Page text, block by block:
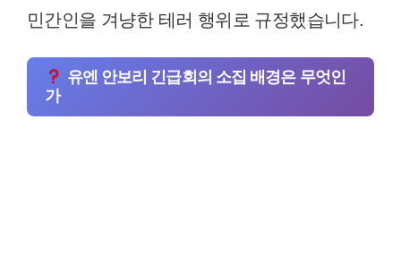
민간인을 겨냥한 테러 행위로 규정했습니다.
유엔 안보리 긴급회의 소집 배경은 무엇인
가